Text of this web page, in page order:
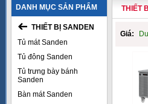
DANH MỤC SẢN PHẨM
THIẾT BỊ SANDEN
Tủ mát Sanden
Tủ đông Sanden
Tủ trưng bày bánh
Sanden
Bàn mát Sanden
THIẾT
Giá: